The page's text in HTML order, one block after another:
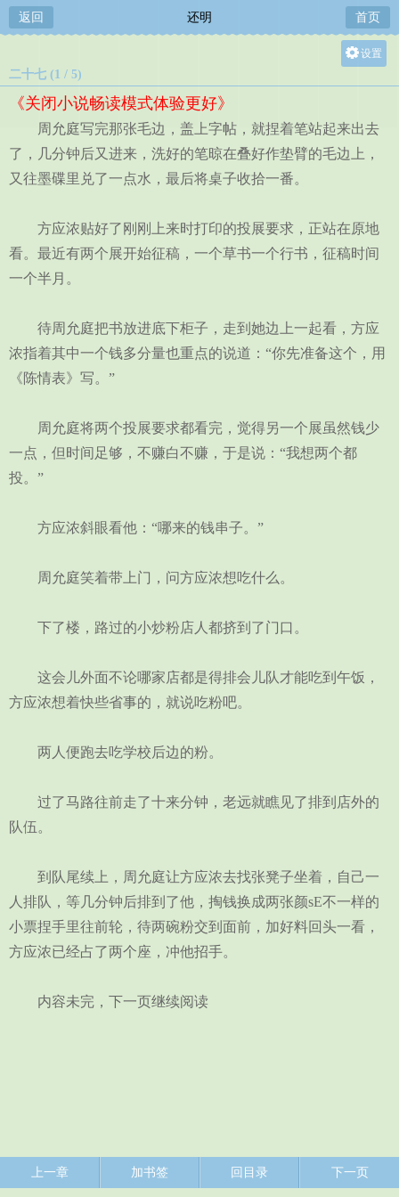
返回 还明 首页
设置
中
小
二十七 (1 / 5)
《关闭小说畅读模式体验更好》
周允庭写完那张毛边，盖上字帖，就捏着笔站起来出去
了，几分钟后又进来，洗好的笔晾在叠好作垫臂的毛边上，
又往墨碟里兑了一点水，最后将桌子收拾一番。
方应浓贴好了刚刚上来时打印的投展要求，正站在原地
看。最近有两个展开始征稿，一个草书一个行书，征稿时间
一个半月。
待周允庭把书放进底下柜子，走到她边上一起看，方应
浓指着其中一个钱多分量也重点的说道：“你先准备这个，用
《陈情表》写。”
周允庭将两个投展要求都看完，觉得另一个展虽然钱少
一点，但时间足够，不赚白不赚，于是说：“我想两个都
投。”
方应浓斜眼看他：“哪来的钱串子。”
周允庭笑着带上门，问方应浓想吃什么。
下了楼，路过的小炒粉店人都挤到了门口。
这会儿外面不论哪家店都是得排会儿队才能吃到午饭，
方应浓想着快些省事的，就说吃粉吧。
两人便跑去吃学校后边的粉。
过了马路往前走了十来分钟，老远就瞧见了排到店外的
队伍。
到队尾续上，周允庭让方应浓去找张凳子坐着，自己一
人排队，等几分钟后排到了他，掏钱换成两张颜sE不一样的
小票捏手里往前轮，待两碗粉交到面前，加好料回头一看，
方应浓已经占了两个座，冲他招手。
内容未完，下一页继续阅读
上一章 加书签 回目录 下一页